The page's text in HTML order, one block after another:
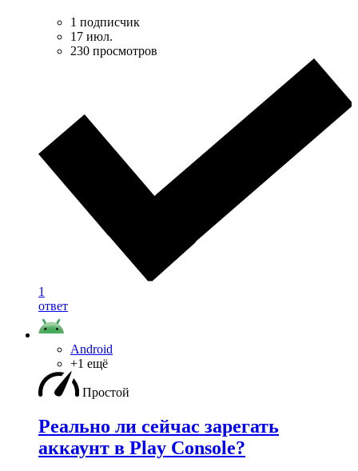
1 подписчик
17 июл.
230 просмотров
1
ответ
Android
+1 ещё
Простой
Реально ли сейчас зарегать
аккаунт в Play Console?